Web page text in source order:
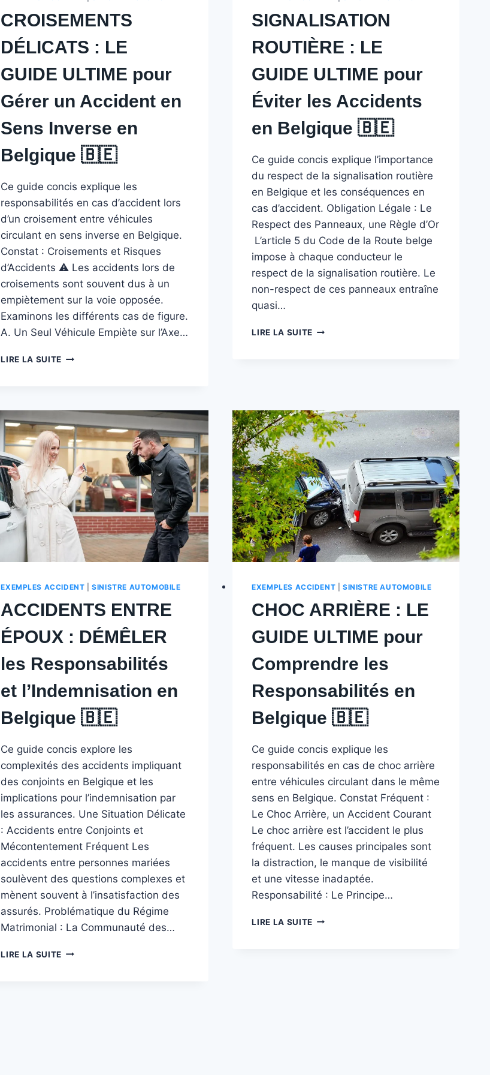
CROISEMENTS
DÉLICATS : LE
GUIDE ULTIME pour
Gérer un Accident en
Sens Inverse en
Belgique 🇧🇪 ️
Ce guide concis explique les
responsabilités en cas d’accident lors
d’un croisement entre véhicules
circulant en sens inverse en Belgique.
Constat : Croisements et Risques
d’Accidents ⚠️ Les accidents lors de
croisements sont souvent dus à un
empiètement sur la voie opposée.
Examinons les différents cas de figure.
A. Un Seul Véhicule Empiète sur l’Axe…
LIRE LA SUITE CROISEMENTS
POUR
GÉRER
ACCIDENT
EN
SENS
INVERSE
BELGIQUE
🇧🇪
SIGNALISATION
ROUTIÈRE : LE
GUIDE ULTIME pour
Éviter les Accidents
en Belgique 🇧🇪 ️
Ce guide concis explique l’importance
du respect de la signalisation routière
en Belgique et les conséquences en
cas d’accident. Obligation Légale : Le
Respect des Panneaux, une Règle d’Or
️ L’article 5 du Code de la Route belge
impose à chaque conducteur le
respect de la signalisation routière. Le
non-respect de ces panneaux entraîne
quasi…
LIRE LA SUITE SIGNALISATION
ÉVITER
LES
ACCIDENTS
EN
BELGIQUE
🇧🇪
️
EXEMPLES ACCIDENT |SINISTRE AUTOMOBILE
ACCIDENTS ENTRE
ÉPOUX : DÉMÊLER
les Responsabilités
et l’Indemnisation en
Belgique 🇧🇪
Ce guide concis explore les
complexités des accidents impliquant
des conjoints en Belgique et les
implications pour l’indemnisation par
les assurances. Une Situation Délicate
: Accidents entre Conjoints et
Mécontentement Fréquent Les
accidents entre personnes mariées
soulèvent des questions complexes et
mènent souvent à l’insatisfaction des
assurés. Problématique du Régime
Matrimonial : La Communauté des…
LIRE LA SUITE ACCIDENTS
EXEMPLES ACCIDENT |SINISTRE AUTOMOBILE
CHOC ARRIÈRE : LE
GUIDE ULTIME pour
Comprendre les
Responsabilités en
Belgique 🇧🇪 ️
Ce guide concis explique les
responsabilités en cas de choc arrière
entre véhicules circulant dans le même
sens en Belgique. Constat Fréquent :
Le Choc Arrière, un Accident Courant
Le choc arrière est l’accident le plus
fréquent. Les causes principales sont
la distraction, le manque de visibilité
et une vitesse inadaptée.
Responsabilité : Le Principe…
LIRE LA SUITE CHOC